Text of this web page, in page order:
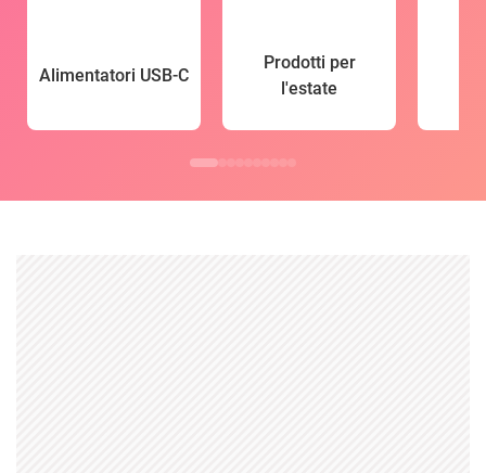
Alimentatori USB-C
Prodotti per
l'estate